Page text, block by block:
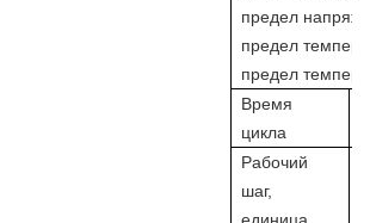
предел
предел
предел
Время
цикла
Рабочий
шаг,